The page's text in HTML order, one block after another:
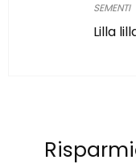
SEMENTI
Lilla